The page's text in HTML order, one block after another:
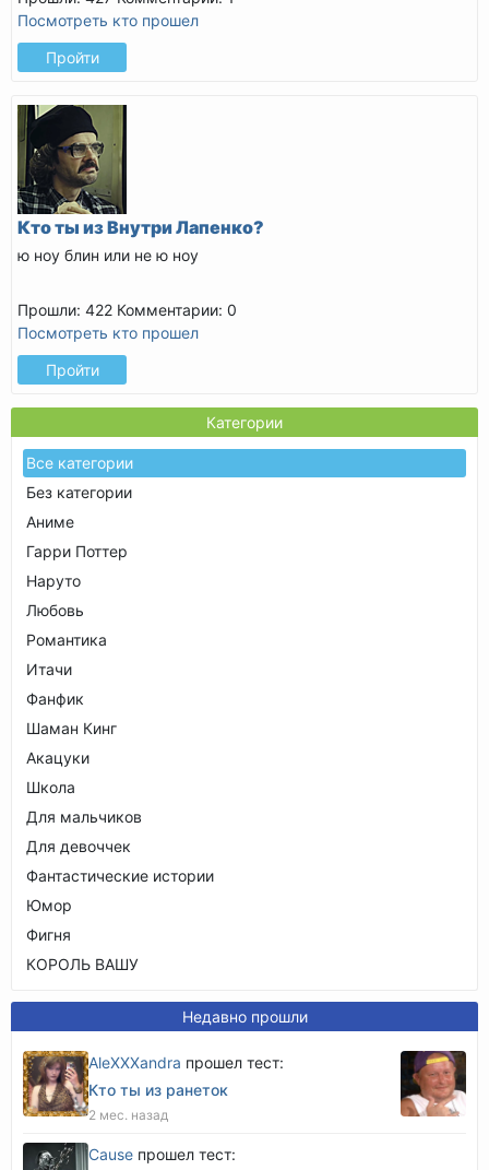
Посмотреть кто прошел
Пройти
Кто ты из Внутри Лапенко?
ю ноу блин или не ю ноу
Прошли: 422 Комментарии: 0
Посмотреть кто прошел
Пройти
Категории
Все категории
Без категории
Аниме
Гарри Поттер
Наруто
Любовь
Романтика
Итачи
Фанфик
Шаман Кинг
Акацуки
Школа
Для мальчиков
Для девоччек
Фантастические истории
Юмор
Фигня
КОРОЛЬ ВАШУ
Недавно прошли
AleXXXandra прошел тест:
Кто ты из ранеток
2 мес. назад
Cause прошел тест: